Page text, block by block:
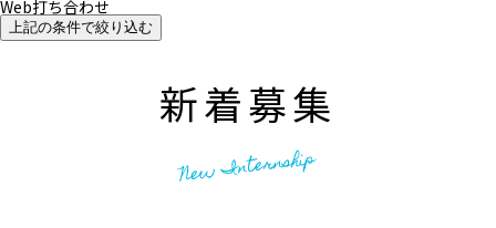
Web打ち合わせ
上記の条件で絞り込む
新着募集
New Internship